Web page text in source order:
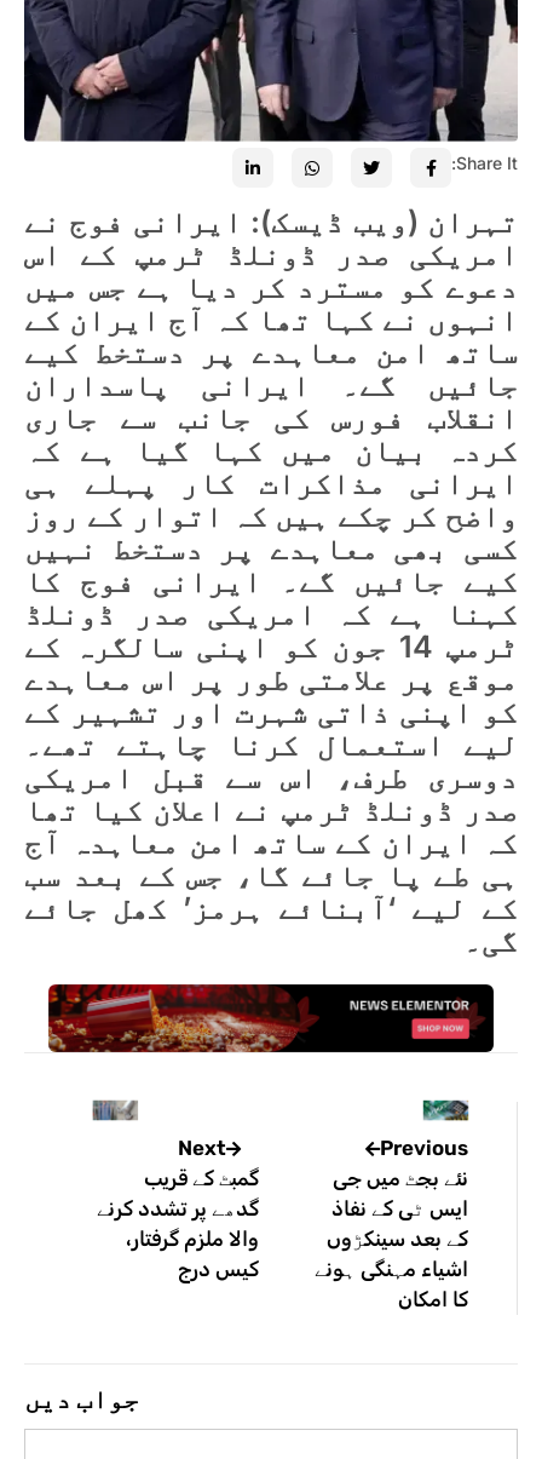
Share It:
تہران (ویب ڈیسک): ایرانی فوج نے
امریکی صدر ڈونلڈ ٹرمپ کے اس
دعوے کو مسترد کر دیا ہے جس میں
انہوں نے کہا تھا کہ آج ایران کے
ساتھ امن معاہدے پر دستخط کیے
جائیں گے۔ ایرانی پاسداران
انقلاب فورس کی جانب سے جاری
کردہ بیان میں کہا گیا ہے کہ
ایرانی مذاکرات کار پہلے ہی
واضح کر چکے ہیں کہ اتوار کے روز
کسی بھی معاہدے پر دستخط نہیں
کیے جائیں گے۔ ایرانی فوج کا
کہنا ہے کہ امریکی صدر ڈونلڈ
ٹرمپ 14 جون کو اپنی سالگرہ کے
موقع پر علامتی طور پر اس معاہدے
کو اپنی ذاتی شہرت اور تشہیر کے
لیے استعمال کرنا چاہتے تھے۔
دوسری طرف، اس سے قبل امریکی
صدر ڈونلڈ ٹرمپ نے اعلان کیا تھا
کہ ایران کے ساتھ امن معاہدہ آج
ہی طے پا جائے گا، جس کے بعد سب
کے لیے ‘آبنائے ہرمز’ کھل جائے
گی۔
Previous
نئے بجٹ میں جی
ایس ٹی کے نفاذ
کے بعد سینکڑوں
اشیاء مہنگی ہونے
کا امکان
Next
گمبٹ کے قریب
گدھے پر تشدد کرنے
والا ملزم گرفتار،
کیس درج
جواب دیں